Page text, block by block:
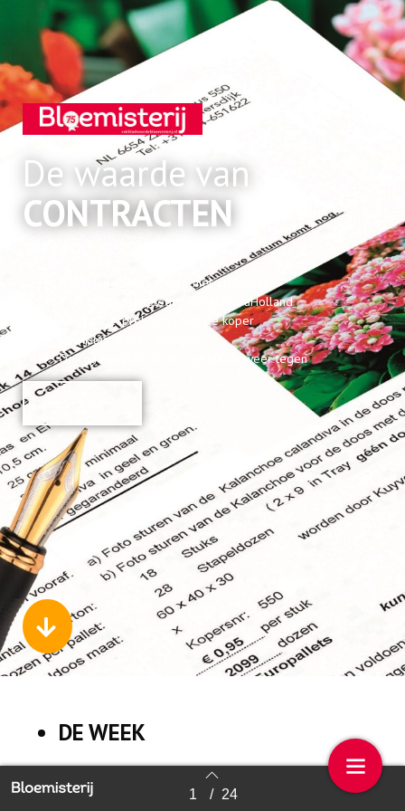
Back to index 1 / 24
De waarde van
CONTRACTEN
Handelspartij mag risico niet afwenden
Veel telers raadplegen Royal FloraHolland
Altijd in gesprek gaan met de koper
Bewijslast extra belangrijk
Ook na coronacrisis kom je elkaar weer tegen
DE WEEK